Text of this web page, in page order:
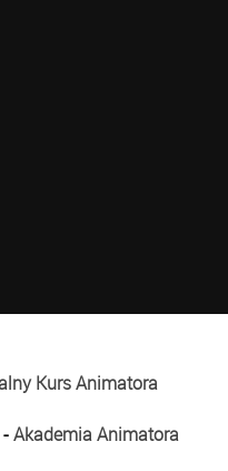
Kurs Animatora
Akademia Animatora